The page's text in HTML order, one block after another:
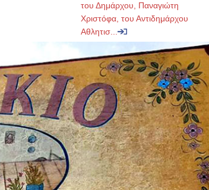
του Δημάρχου, Παναγιώτη
Χριστόφα, του Αντιδημάρχου
Αθλητισ...